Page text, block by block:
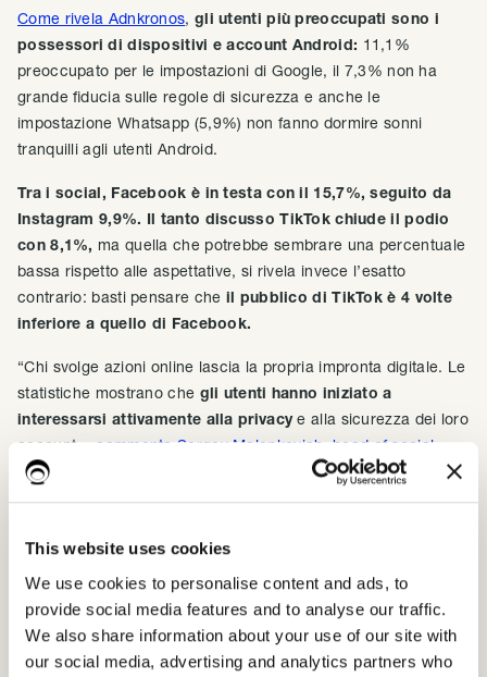
This website uses cookies
We use cookies to personalise content and ads, to
provide social media features and to analyse our traffic.
We also share information about your use of our site with
our social media, advertising and analytics partners who
Come rivela Adnkronos, gli utenti più preoccupati sono i
possessori di dispositivi e account Android: 11,1%
preoccupato per le impostazioni di Google, il 7,3% non ha
grande fiducia sulle regole di sicurezza e anche le
impostazione Whatsapp (5,9%) non fanno dormire sonni
tranquilli agli utenti Android.
Tra i social, Facebook è in testa con il 15,7%, seguito da
Instagram 9,9%. Il tanto discusso TikTok chiude il podio
con 8,1%, ma quella che potrebbe sembrare una percentuale
bassa rispetto alle aspettative, si rivela invece l’esatto
contrario: basti pensare che il pubblico di TikTok è 4 volte
inferiore a quello di Facebook.
“Chi svolge azioni online lascia la propria impronta digitale. Le
statistiche mostrano che gli utenti hanno iniziato a
interessarsi attivamente alla privacye alla sicurezza dei loro
account -commenta Sergey Malenkovich, head of social
media di Kaspersky
cercando di ridurre la
Buone abitudini per difendere la propria
privacy e gestire il trattamento dei dati